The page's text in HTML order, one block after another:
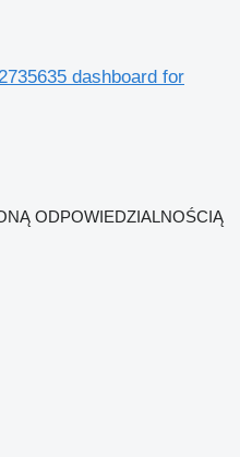
dashboard for
ODPOWIEDZIALNOŚCIĄ